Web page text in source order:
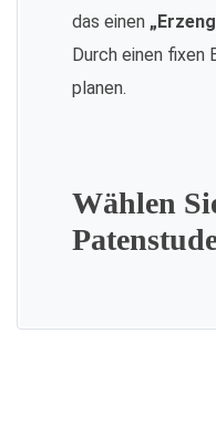
das einen
Durch einen fixen
planen.
Wählen